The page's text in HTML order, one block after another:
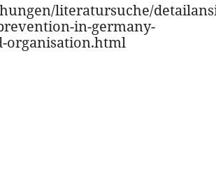
literatursuche/
in-germany-
organisation.html